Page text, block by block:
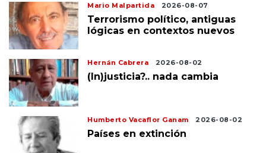
Mario Malpartida 2026-08-07
Terrorismo político, antiguas
lógicas en contextos nuevos
Hernán Cabrera 2026-08-02
(In)justicia?.. nada cambia
Humberto Vacaflor Ganam 2026-08-02
Países en extinción